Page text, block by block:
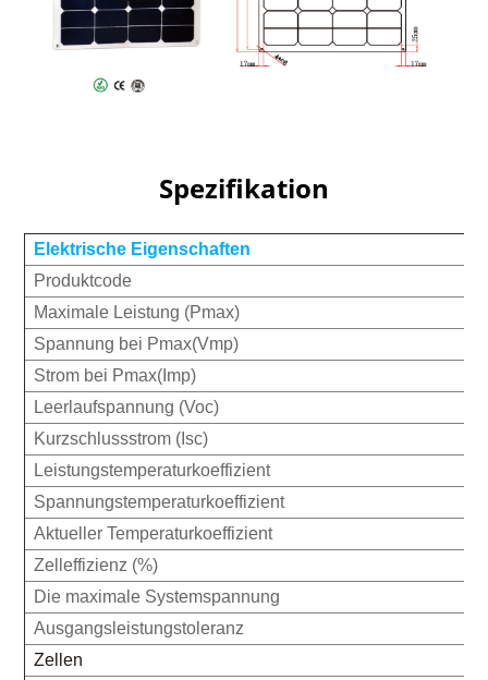
Spezifikation
Elektrische Eigenschaften
Produktcode
Maximale Leistung (Pmax)
Spannung bei Pmax(Vmp)
Strom bei Pmax(Imp)
Leerlaufspannung (Voc)
Kurzschlussstrom (Isc)
Leistungstemperaturkoeffizient
Spannungstemperaturkoeffizient
Aktueller Temperaturkoeffizient
Zelleffizienz (%)
Die maximale Systemspannung
Ausgangsleistungstoleranz
Zellen